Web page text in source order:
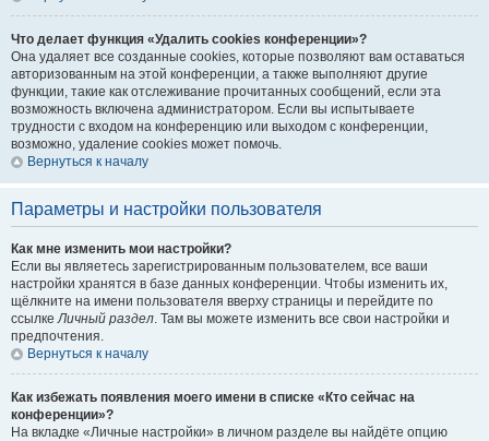
Что делает функция «Удалить cookies конференции»?
Она удаляет все созданные cookies, которые позволяют вам оставаться
авторизованным на этой конференции, а также выполняют другие
функции, такие как отслеживание прочитанных сообщений, если эта
возможность включена администратором. Если вы испытываете
трудности с входом на конференцию или выходом с конференции,
возможно, удаление cookies может помочь.
Вернуться к началу
Параметры и настройки пользователя
Как мне изменить мои настройки?
Если вы являетесь зарегистрированным пользователем, все ваши
настройки хранятся в базе данных конференции. Чтобы изменить их,
щёлкните на имени пользователя вверху страницы и перейдите по
ссылкеЛичный раздел. Там вы можете изменить все свои настройки и
предпочтения.
Вернуться к началу
Как избежать появления моего имени в списке «Кто сейчас на
конференции»?
На вкладке «Личные настройки» в личном разделе вы найдёте опцию